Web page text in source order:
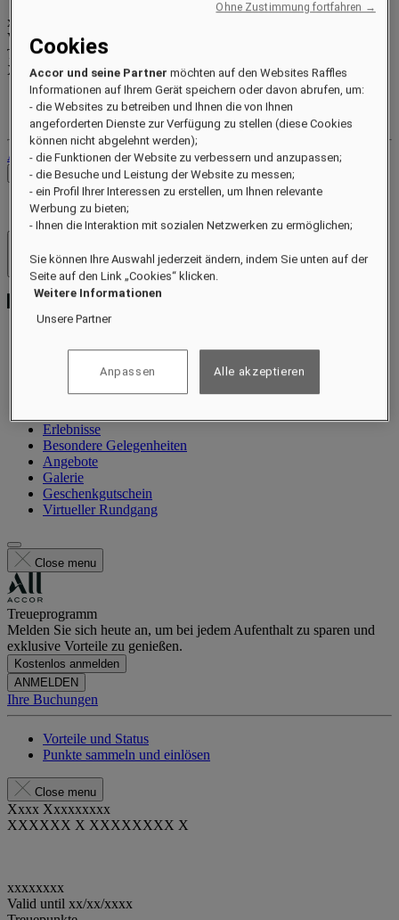
xxxxxxxx
Valid until xx/xx/xxxx
Treuepunkte
XXXpts
Ihr Treuekonto
Ihre Buchungen
Abmelden
Preise prüfen
Hotels und Resorts
Menü öffnen
Information
Restaurant
Erlebnisse
Besondere Gelegenheiten
Angebote
Galerie
Geschenkgutschein
Virtueller Rundgang
Close menu
Treueprogramm
Melden Sie sich heute an, um bei jedem Aufenthalt zu sparen und
exklusive Vorteile zu genießen.
Kostenlos anmelden
ANMELDEN
Ihre Buchungen
Vorteile und Status
Punkte sammeln und einlösen
Close menu
Xxxx Xxxxxxxxx
XXXXXX X XXXXXXXX X
xxxxxxxx
Valid until xx/xx/xxxx
Cookies
Accor und seine Partner möchten auf den Websites Raffles
Informationen auf Ihrem Gerät speichern oder davon abrufen, um:
- die Websites zu betreiben und Ihnen die von Ihnen
angeforderten Dienste zur Verfügung zu stellen (diese Cookies
können nicht abgelehnt werden);
- die Funktionen der Website zu verbessern und anzupassen;
- die Besuche und Leistung der Website zu messen;
- ein Profil Ihrer Interessen zu erstellen, um Ihnen relevante
Werbung zu bieten;
- Ihnen die Interaktion mit sozialen Netzwerken zu ermöglichen;
Sie können Ihre Auswahl jederzeit ändern, indem Sie unten auf der
Seite auf den Link „Cookies“ klicken.
Weitere Informationen
Unsere Partner
Anpassen Alle akzeptieren
Ohne Zustimmung fortfahren →